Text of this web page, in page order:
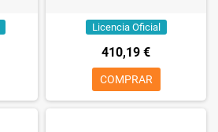
Licencia Oficial
410,19 €
COMPRAR